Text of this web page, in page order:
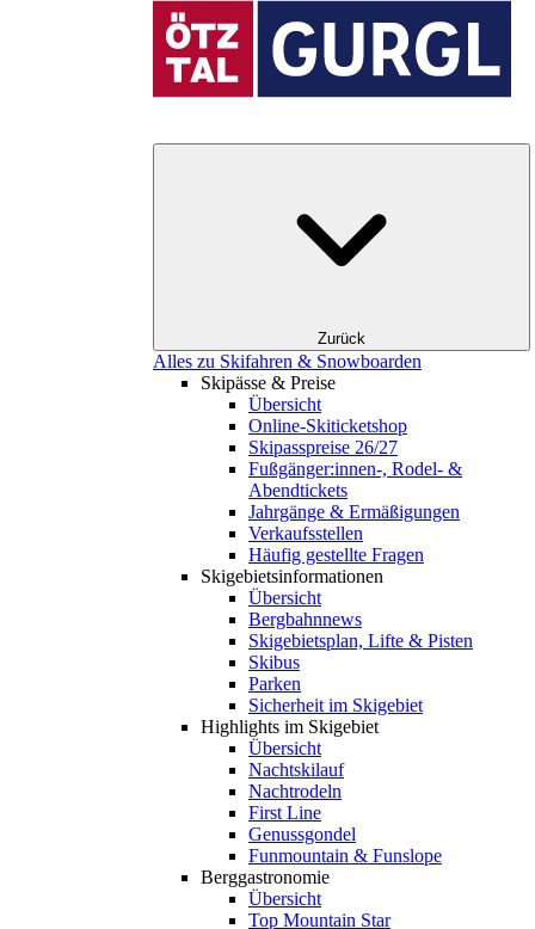
Zurück
Alles zu Skifahren & Snowboarden
Skipässe & Preise
Übersicht
Online-Skiticketshop
Skipasspreise 26/27
Fußgänger:innen-, Rodel- &
Abendtickets
Jahrgänge & Ermäßigungen
Verkaufsstellen
Häufig gestellte Fragen
Skigebiets­informationen
Übersicht
Bergbahnnews
Skigebietsplan, Lifte & Pisten
Skibus
Parken
Sicherheit im Skigebiet
Highlights im Skigebiet
Übersicht
Nachtskilauf
Nachtrodeln
First Line
Genussgondel
Funmountain & Funslope
Berggastronomie
Übersicht
Top Mountain Star